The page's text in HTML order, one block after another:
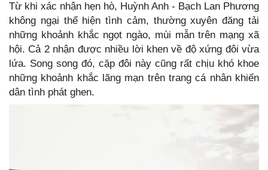
Từ khi xác nhận hẹn hò, Huỳnh Anh - Bạch Lan Phương
không ngại thể hiện tình cảm, thường xuyên đăng tải
những khoảnh khắc ngọt ngào, mùi mẫn trên mạng xã
hội. Cả 2 nhận được nhiều lời khen về độ xứng đôi vừa
lứa. Song song đó, cặp đôi này cũng rất chịu khó khoe
những khoảnh khắc lãng mạn trên trang cá nhân khiến
dân tình phát ghen.